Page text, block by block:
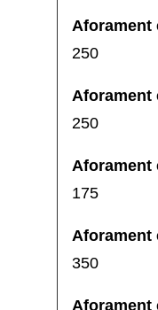
250
250
175
350